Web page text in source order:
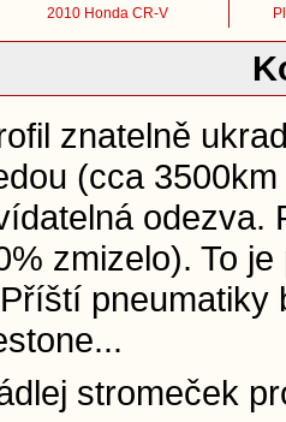
2010 Honda CR-V
znatelně
(cca
odezva.
zmizelo). To
stromeček